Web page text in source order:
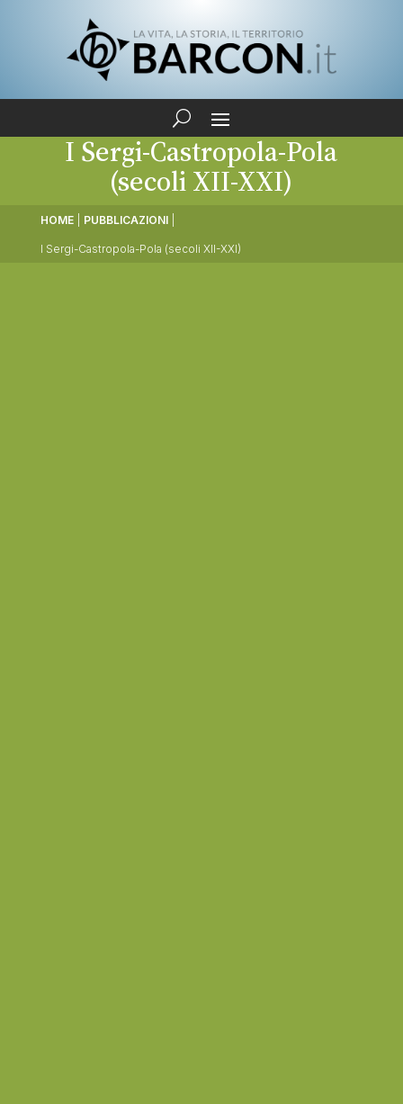
I Sergi-Castropola-Pola
(secoli XII-XXI)
HOME PUBBLICAZIONI
I Sergi-Castropola-Pola (secoli XII-XXI)